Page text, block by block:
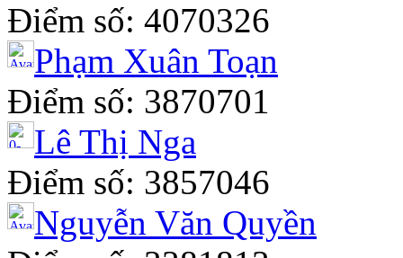
Điểm số: 4070326
Phạm Xuân Toạn
Điểm số: 3870701
Lê Thị Nga
Điểm số: 3857046
Nguyễn Văn Quyền